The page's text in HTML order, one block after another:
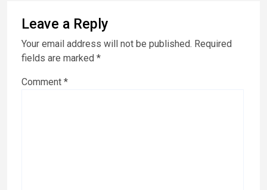
Leave a Reply
Your email address will not be published. Required
fields are marked *
Comment *